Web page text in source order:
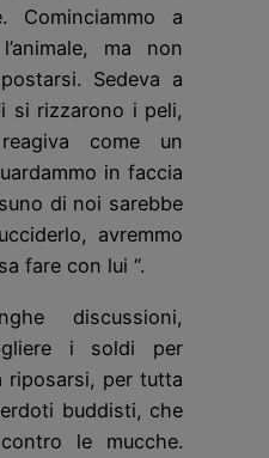
Cominciammo a
ma non
Sedeva a
si rizzarono i peli,
come un
in faccia
di noi sarebbe
avremmo
fare con lui “.
discussioni,
i soldi per
riposarsi, per tutta
buddisti, che
le mucche.